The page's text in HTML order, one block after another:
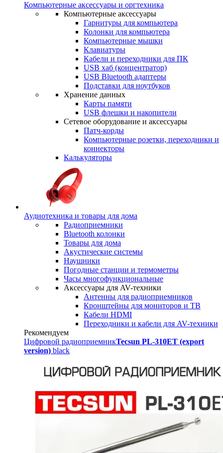
Компьютерные аксессуары и оргтехника
Компьютерные аксессуары
Гарнитуры для компьютера
Колонки для компьютера
Компьютерные мышки
Клавиатуры
Кабели и переходники для ПК
USB хаб (концентратор)
USB Bluetooth адаптеры
Подставки для ноутбуков
Хранение данных
Карты памяти
USB флешки и накопители
Сетевое оборудование и аксессуары
Патч-корды
Компьютерные розетки, переходники и
коннекторы
Калькуляторы
Аудиотехника и товары для дома
Радиоприемники
Bluetooth колонки
Товары для дома
Акустические системы
Наушники
Погодные станции и термометры
Часы многофункциональные
Аксессуары для AV-техники
Антенны для радиоприемников
Кронштейны для мониторов и ТВ
Кабели HDMI
Переходники и кабели для AV-техники
Рекомендуем
Цифровой радиоприемникTecsun PL-310ET (export
version) black